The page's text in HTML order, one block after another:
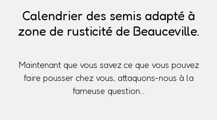
Calendrier des semis adapté à
zone de rusticité de Beauceville.
Maintenant que vous savez ce que vous pouvez
faire pousser chez vous, attaquons-nous à la
fameuse question...